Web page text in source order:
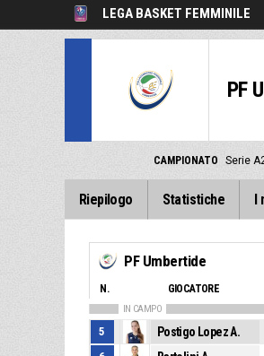
LEGA BASKET FEMMINILE
PF
CAMPIONATO Serie
Riepilogo Statistiche I
PF Umbertide
N. GIOCATORE
IN CAMPO
5 Postigo Lopez A.